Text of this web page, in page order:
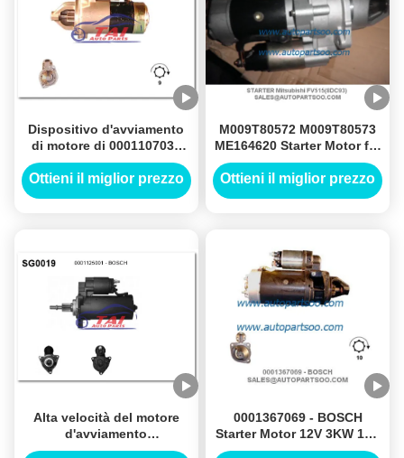
Dispositivo d'avviamento
di motore di 0001107037
automobili, motorino di
avviamento automatico,
0001108030, 0123335002,
Ottieni il miglior prezzo
M009T80572 M009T80573
ME164620 Starter Motor for
Mitsubishi FV515 (8DC93)
Ottieni il miglior prezzo
Alta velocità del motore
d'avviamento
dell'automobile del
0001367069 - BOSCH
Starter Motor 12V 3KW 10T
MOTORES DE ARRANQUE